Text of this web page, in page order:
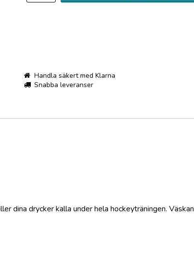
Handla säkert med Klarna
Snabba leveranser
dina drycker kalla under hela hockeyträningen. Väskan